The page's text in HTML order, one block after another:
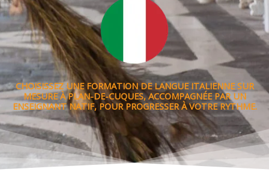
CHOISISSEZ UNE FORMATION DE LANGUE ITALIENNE SUR
MESURE À PLAN-DE-CUQUES, ACCOMPAGNÉE PAR UN
ENSEIGNANT NATIF, POUR PROGRESSER À VOTRE RYTHME.